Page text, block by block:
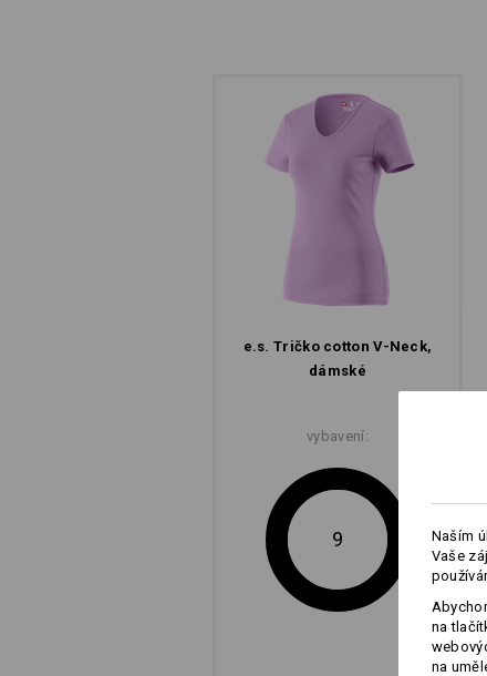
e.s. Tričko cotton V-Neck,
dámské
vybavení:
9
Naším
Vaše
na
na